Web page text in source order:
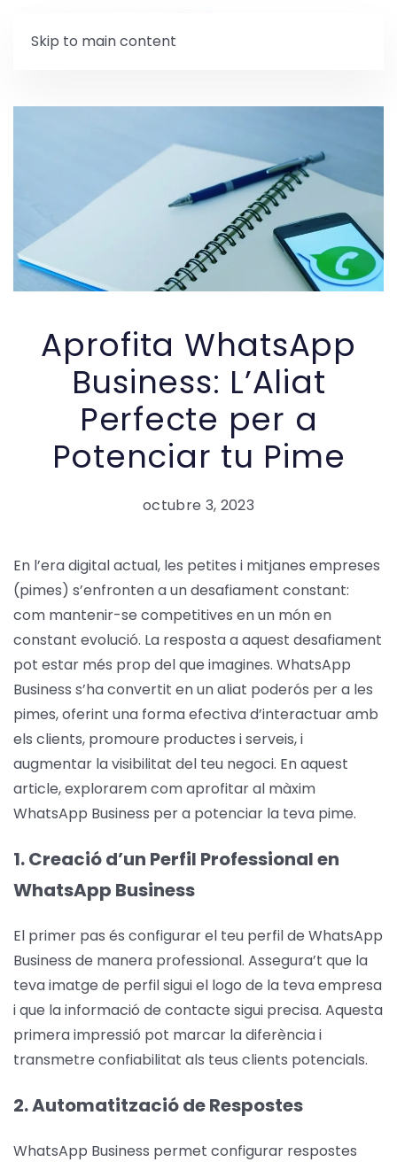
Skip to main content
Aprofita WhatsApp
Business: L’Aliat
Perfecte per a
Potenciar tu Pime
octubre 3, 2023
En l’era digital actual, les petites i mitjanes empreses
(pimes) s’enfronten a un desafiament constant:
com mantenir-se competitives en un món en
constant evolució. La resposta a aquest desafiament
pot estar més prop del que imagines. WhatsApp
Business s’ha convertit en un aliat poderós per a les
pimes, oferint una forma efectiva d’interactuar amb
els clients, promoure productes i serveis, i
augmentar la visibilitat del teu negoci. En aquest
article, explorarem com aprofitar al màxim
WhatsApp Business per a potenciar la teva pime.
1. Creació d’un Perfil Professional en
WhatsApp Business
El primer pas és configurar el teu perfil de WhatsApp
Business de manera professional. Assegura’t que la
teva imatge de perfil sigui el logo de la teva empresa
i que la informació de contacte sigui precisa. Aquesta
primera impressió pot marcar la diferència i
transmetre confiabilitat als teus clients potencials.
2. Automatització de Respostes
WhatsApp Business permet configurar respostes